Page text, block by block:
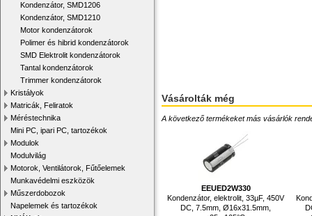
Kondenzátor, SMD1206
Kondenzátor, SMD1210
Motor kondenzátorok
Polimer és hibrid kondenzátorok
SMD Elektrolit kondenzátorok
Tantal kondenzátorok
Trimmer kondenzátorok
Kristályok
Matricák, Feliratok
Méréstechnika
Mini PC, ipari PC, tartozékok
Modulok
Modulvilág
Motorok, Ventilátorok, Fűtőelemek
Munkavédelmi eszközök
Műszerdobozok
Napelemek és tartozékok
Vásárolták még
A következő termékeket más vásárlók
EEUED2W330
Kondenzátor, elektrolit, 33µF, 450V
DC, 7.5mm, Ø16x31.5mm,